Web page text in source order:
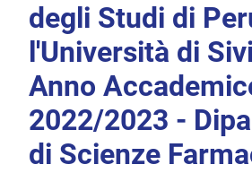
degli Studi di
l'Università di
Anno
2022/2023 -
di Scienze